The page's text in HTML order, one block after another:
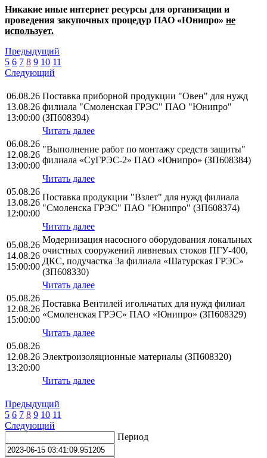
Никакие иные интернет ресурсы для организации и
проведения закупочных процедур ПАО «Юнипро» не
использует.
Предыдущий
5 6 7 8 9 10 11
Следующий
06.08.26
13.08.26
13:00:00
Поставка приборной продукции "Овен" для нужд
филиала "Смоленская ГРЭС" ПАО "Юнипро"
(ЗП608394)
Читать далее
06.08.26
12.08.26
13:00:00
"Выполнение работ по монтажу средств защиты"
филиала «СуГРЭС-2» ПАО «Юнипро» (ЗП608384)
Читать далее
05.08.26
13.08.26
12:00:00
Поставка продукции "Взлет" для нужд филиала
"Смоленска ГРЭС" ПАО "Юнипро" (ЗП608374)
Читать далее
05.08.26
14.08.26
15:00:00
Модернизация насосного оборудования локальных
очистных сооружений ливневых стоков ПГУ-400,
ДКС, подучастка 3а филиала «Шатурская ГРЭС»
(ЗП608330)
Читать далее
05.08.26
12.08.26
15:00:00
Поставка Вентилей игольчатых для нужд филиал
«Смоленская ГРЭС» ПАО «Юнипро» (ЗП608329)
Читать далее
05.08.26
12.08.26
13:20:00
Электроизоляционные материалы (ЗП608320)
Читать далее
Предыдущий
5 6 7 8 9 10 11
Следующий
Период